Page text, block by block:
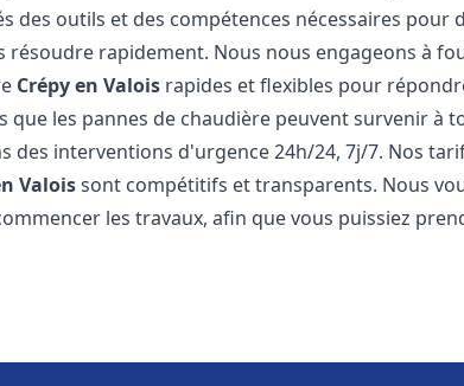
des outils et des compétences nécessaires pour
résoudre rapidement. Nous nous engageons à
Crépy en Valois rapides et flexibles pour
que les pannes de chaudière peuvent survenir à
des interventions d'urgence 24h/24, 7j/7. Nos
Valoissont compétitifs et transparents. Nous
les travaux, afin que vous puissiez